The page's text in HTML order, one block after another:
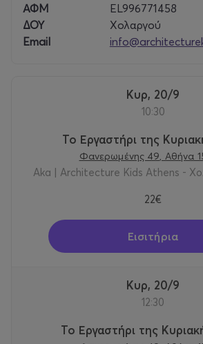
Τ. 210 6544724
Αγορά εισιτηρίων στο Viva.gr
ΗΜΕΡΟΜΗΝΙΑ & ΩΡΑ
Κυριακή 04 Οκτωβρίου 2026, 12:30-
Κυριακή 18 Οκτωβρίου 2026, 12:30-
Κυριακή 01 Νοεμβρίου 2026, 12:30-
ΑΦΜ
EL996771458
ΔΟΥ
Χολαργού
Email
Κυρ, 20/9
10:30
Το Εργαστήρι της
Φανερωμένης 49, Αθήνα
Aka | Architecture Kids Athens -
22€
Εισιτήρια
Κυρ, 20/9
12:30
Το Εργαστήρι της